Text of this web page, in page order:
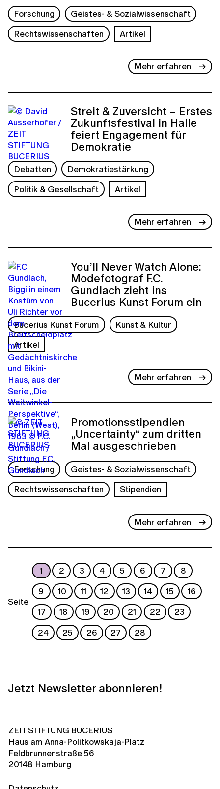
Forschung
Geistes- & Sozialwissenschaft
Rechtswissenschaften
Artikel
Mehr erfahren
Streit & Zuversicht – Erstes
Zukunftsfestival in Halle
feiert Engagement für
Demokratie
Debatten
Demokratiestärkung
Politik & Gesellschaft
Artikel
Mehr erfahren
You’ll Never Watch Alone:
Modefotograf F.C.
Gundlach zieht ins
Bucerius Kunst Forum ein
Bucerius Kunst Forum
Kunst & Kultur
Artikel
Mehr erfahren
Promotionsstipendien
„Uncertainty“ zum dritten
Mal ausgeschrieben
Forschung
Geistes- & Sozialwissenschaft
Rechtswissenschaften
Stipendien
Mehr erfahren
Seite
1 2 3 4 5 6 7
8
9
10 11 12 13 14 15
16
17
18 19 20 21 22
23
24
25 26 27 28
Jetzt Newsletter abonnieren!
ZEIT STIFTUNG BUCERIUS
Haus am Anna-Politkowskaja-Platz
Feldbrunnenstraße 56
20148 Hamburg